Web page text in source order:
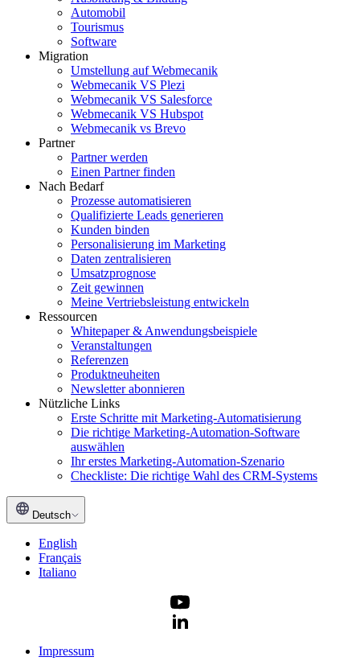
Automobil
Tourismus
Software
Migration
Umstellung auf Webmecanik
Webmecanik VS Plezi
Webmecanik VS Salesforce
Webmecanik VS Hubspot
Webmecanik vs Brevo
Partner
Partner werden
Einen Partner finden
Nach Bedarf
Prozesse automatisieren
Qualifizierte Leads generieren
Kunden binden
Personalisierung im Marketing
Daten zentralisieren
Umsatzprognose
Zeit gewinnen
Meine Vertriebsleistung entwickeln
Ressourcen
Whitepaper & Anwendungsbeispiele
Veranstaltungen
Referenzen
Produktneuheiten
Newsletter abonnieren
Nützliche Links
Erste Schritte mit Marketing-Automatisierung
Die richtige Marketing-Automation-Software
auswählen
Ihr erstes Marketing-Automation-Szenario
Checkliste: Die richtige Wahl des CRM-Systems
Deutsch
English
Français
Italiano
Impressum